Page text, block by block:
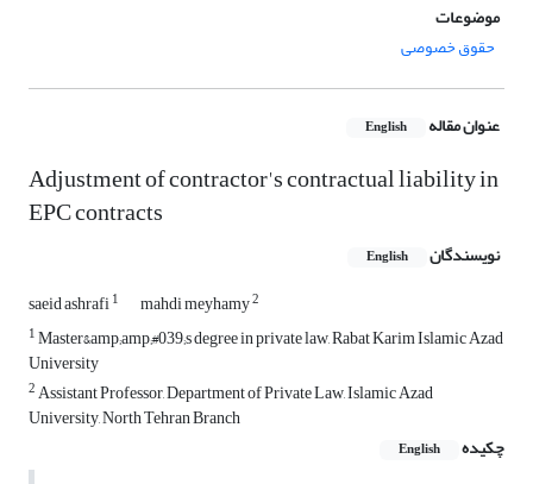
موضوعات
حقوق خصوصی
عنوان مقاله English
Adjustment of contractor's contractual liability in
EPC contracts
نویسندگان English
saeid ashrafi1 mahdi meyhamy2
1Master&amp;amp;#039;s degree in private law, Rabat Karim Islamic Azad
University
2Assistant Professor, Department of Private Law, Islamic Azad
University, North Tehran Branch
چکیده
English